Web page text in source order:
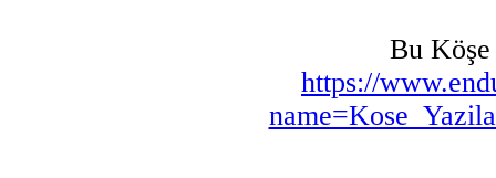
Bu Köşe
https://